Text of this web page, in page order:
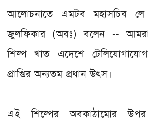
আলোচনাতে এমটব মহাসচিব লে
জুলফিকার (অবঃ) বলেন --
শিল্প খাত এদেশে
প্রাপ্তির অন্যতম প্রধান উৎস।
এই শিল্পের অবকাঠামোর উপর